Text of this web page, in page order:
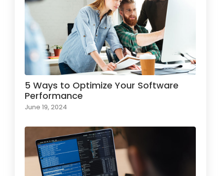
5 Ways to Optimize Your Software
Performance
June 19, 2024